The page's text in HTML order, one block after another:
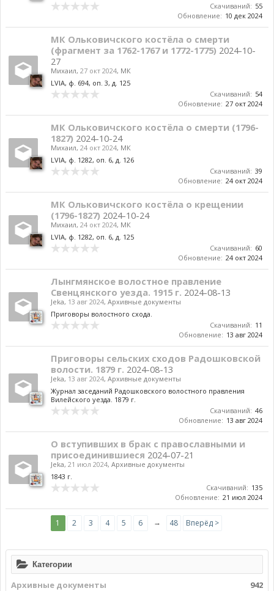
Категории
Архивные документы
942
Скачиваний: 55
Обновление: 10 дек 2024
МК Ольковичского костёла о смерти
(фрагмент за 1762-1767 и 1772-1775) 2024-10-
27
Михаил, 27 окт 2024, МК
LVIA, ф. 694, оп. 3, д. 125
Скачиваний: 54
Обновление: 27 окт 2024
МК Ольковичского костёла о смерти (1796-
1827) 2024-10-24
Михаил, 24 окт 2024, МК
LVIA, ф. 1282, оп. 6, д. 126
Скачиваний: 39
Обновление: 24 окт 2024
МК Ольковичского костёла о крещении
(1796-1827) 2024-10-24
Михаил, 24 окт 2024, МК
LVIA, ф. 1282, оп. 6, д. 125
Скачиваний: 60
Обновление: 24 окт 2024
Лынгмянское волостное правление
Свенцянского уезда. 1915 г. 2024-08-13
Jeka, 13 авг 2024, Архивные документы
Приговоры волостного схода.
Скачиваний: 11
Обновление: 13 авг 2024
Приговоры сельских сходов Радошковской
волости. 1879 г. 2024-08-13
Jeka, 13 авг 2024, Архивные документы
Журнал заседаний Радошковского волостного правления
Вилейского уезда. 1879 г.
Скачиваний: 46
Обновление: 13 авг 2024
О вступивших в брак с православными и
присоединившиеся 2024-07-21
Jeka, 21 июл 2024, Архивные документы
1843 г.
Скачиваний: 135
Обновление: 21 июл 2024
1 2 3 4 5 6 → 48 Вперёд >